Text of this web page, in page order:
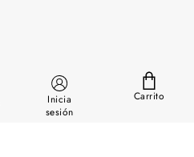
Inicia
sesión
Carrito